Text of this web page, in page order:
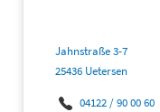
Jahnstraße 3-7
25436 Uetersen
04122 / 90 00 60